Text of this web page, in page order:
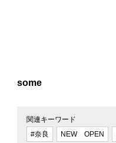
some
関連キーワード
#奈良
NEW OPEN